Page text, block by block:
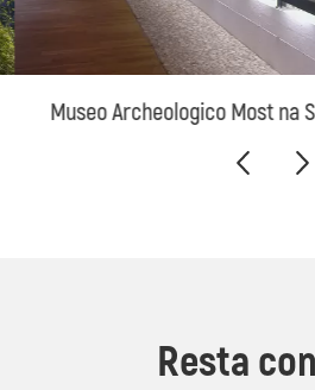
Museo Archeologico Most na
Resta